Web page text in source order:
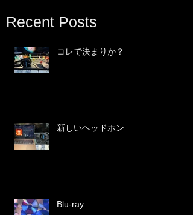
Recent Posts
コレで決まりか？
新しいヘッドホン
Blu-ray